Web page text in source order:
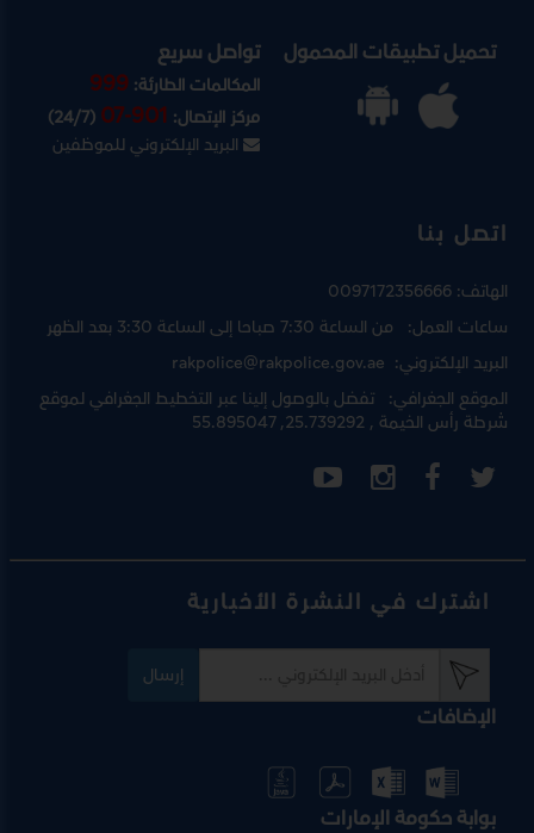
تحميل تطبيقات المحمول تواصل سريع
المكالمات الطارئة:999
مركز الإتصال:07-901
(24/7)
البريد الإلكتروني للموظفين
اتصل بنا
الهاتف:0097172356666
ساعات العمل: من الساعة 7:30 صباحا إلى الساعة 3:30 بعد الظهر
البريد الإلكتروني:rakpolice@rakpolice.gov.ae
الموقع الجغرافي: تفضل بالوصول إلينا عبرالتخطيط الجغرافي لموقع
شرطة رأس الخيمة, 25.739292, 55.895047
اشترك في النشرة الأخبارية
إرسال
الإضافات
بوابة حكومة الإمارات